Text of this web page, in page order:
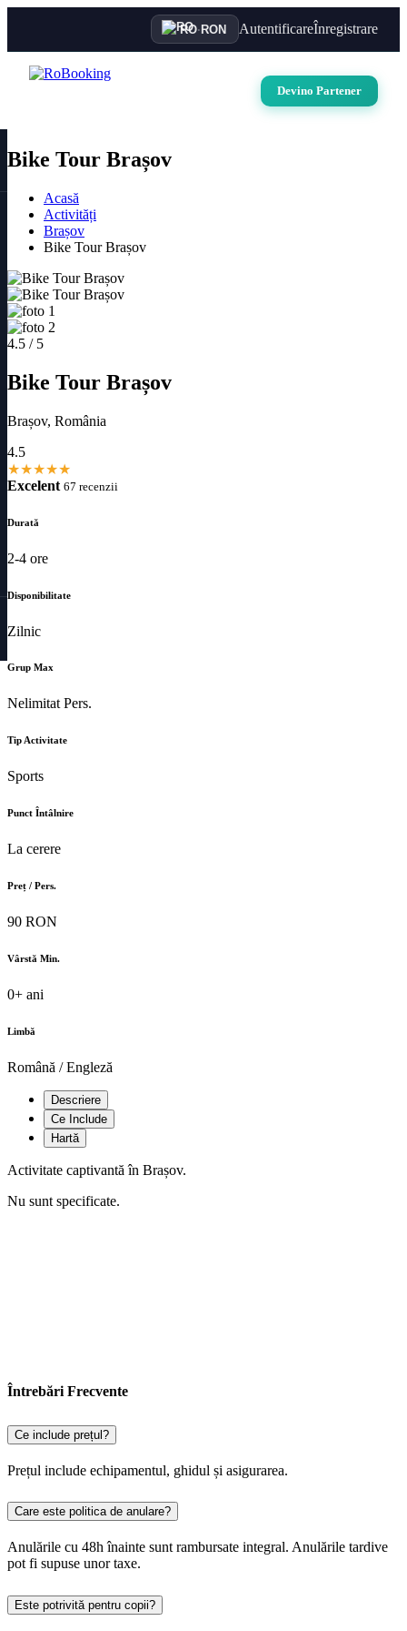
RO·RON AutentificareÎnregistrare
Devino Partener
Bike Tour Brașov
Acasă
Activități
Brașov
Bike Tour Brașov
4.5 / 5
Bike Tour Brașov
Brașov, România
4.5
★★★★★
Excelent 67 recenzii
Durată
2-4 ore
Disponibilitate
Zilnic
Grup Max
Nelimitat Pers.
Tip Activitate
Sports
Punct Întâlnire
La cerere
Preț / Pers.
90 RON
Vârstă Min.
0+ ani
Limbă
Română / Engleză
Descriere
Ce Include
Hartă
Activitate captivantă în Brașov.
Nu sunt specificate.
Întrebări Frecvente
Ce include prețul?
Prețul include echipamentul, ghidul și asigurarea.
Care este politica de anulare?
Anulările cu 48h înainte sunt rambursate integral. Anulările tardive
pot fi supuse unor taxe.
Este potrivită pentru copii?